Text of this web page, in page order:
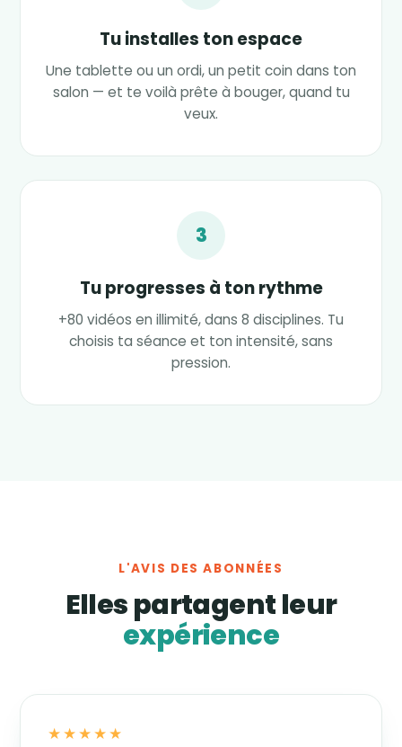
Tu installes ton espace
Une tablette ou un ordi, un petit coin dans ton
salon — et te voilà prête à bouger, quand tu
veux.
3
Tu progresses à ton rythme
+80 vidéos en illimité, dans 8 disciplines. Tu
choisis ta séance et ton intensité, sans
pression.
L'AVIS DES ABONNÉES
Elles partagent leur
expérience
★★★★★